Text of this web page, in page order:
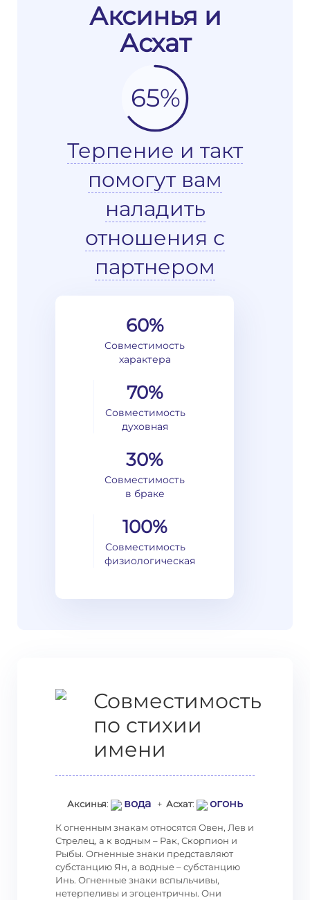
Аксинья и
Асхат
65%
Терпение и такт
помогут вам
наладить
отношения с
партнером
60%
Совместимость
характера
70%
Совместимость
духовная
30%
Совместимость
в браке
100%
Совместимость
физиологическая
Совместимость
по стихии
имени
Аксинья: вода + Асхат: огонь
К огненным знакам относятся Овен, Лев и
Стрелец, а к водным – Рак, Скорпион и
Рыбы. Огненные знаки представляют
субстанцию Ян, а водные – субстанцию
Инь. Огненные знаки вспыльчивы,
нетерпеливы и эгоцентричны. Они